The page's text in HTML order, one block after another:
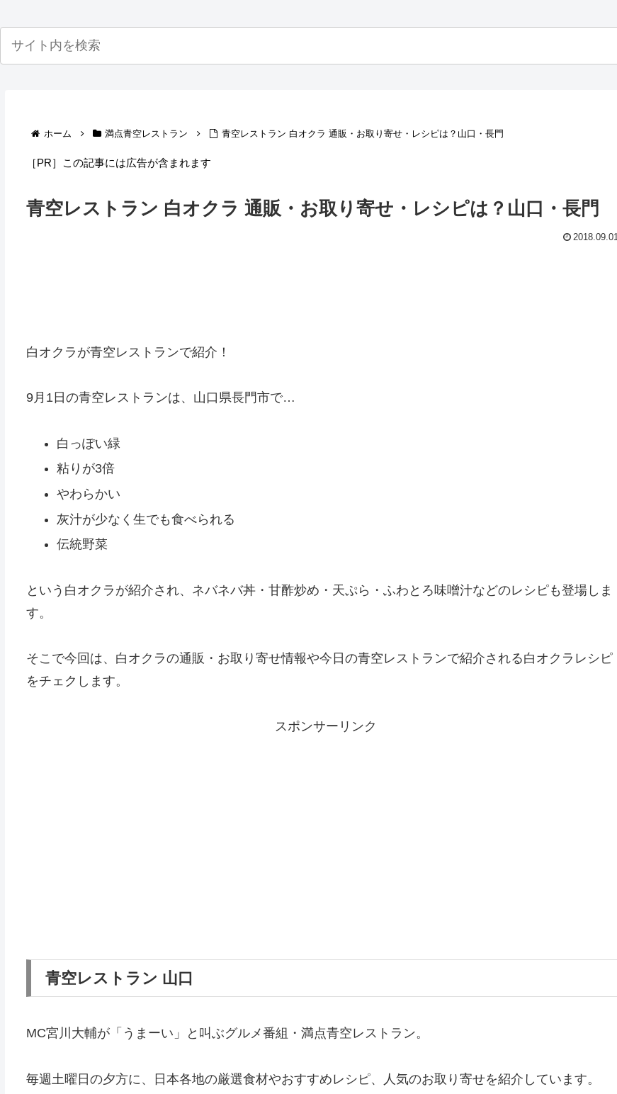
ホーム 満点青空レストラン 青空レストラン 白オクラ 通販・お取り寄せ・レシピは？山口・長門
［PR］この記事には広告が含まれます
青空レストラン 白オクラ 通販・お取り寄せ・レシピは？山口・長門
2018.09.01
白オクラが青空レストランで紹介！
9月1日の青空レストランは、山口県長門市で…
白っぽい緑
粘りが3倍
やわらかい
灰汁が少なく生でも食べられる
伝統野菜
という白オクラが紹介され、ネバネバ丼・甘酢炒め・天ぷら・ふわとろ味噌汁などのレシピも登場しま
す。
そこで今回は、白オクラの通販・お取り寄せ情報や今日の青空レストランで紹介される白オクラレシピ
をチェクします。
スポンサーリンク
青空レストラン 山口
MC宮川大輔が「うまーい」と叫ぶグルメ番組・満点青空レストラン。
毎週土曜日の夕方に、日本各地の厳選食材やおすすめレシピ、人気のお取り寄せを紹介しています。